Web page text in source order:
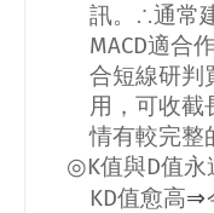
訊。∴通常
MACD適合
合短線研判
用，可收截
情有較完整
◎K值與D值永
KD值愈高⇒